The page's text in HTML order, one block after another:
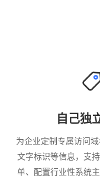
自己独
为企业定制专属访问
文字标识等信息，支
单、配置行业性系统